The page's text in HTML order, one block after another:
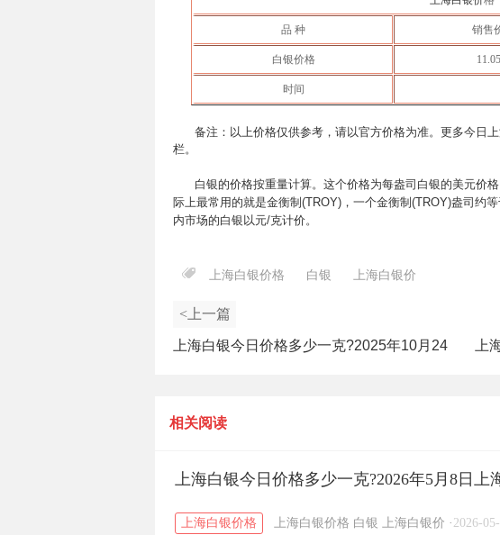
品 种 销售
白银价格 11.05
时间
备注：以上价格仅供参考，请以官方价格为准。更多今日
栏。
白银的价格按重量计算。这个价格为每盎司白银的美元价
际上最常用的就是金衡制(TROY)，一个金衡制(TROY)盎司约
内市场的白银以元/克计价。
上海白银价格 白银 上海白银价
<上一篇
上海白银今日价格多少一克?2025年10月24 上
相关阅读
上海白银今日价格多少一克?2026年5月8日上
上海白银价格 上海白银价格 白银 上海白银价 · 2026-